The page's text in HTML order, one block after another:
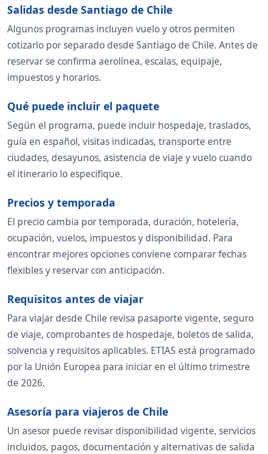
Salidas desde Santiago de Chile
Algunos programas incluyen vuelo y otros permiten
cotizarlo por separado desde Santiago de Chile. Antes de
reservar se confirma aerolínea, escalas, equipaje,
impuestos y horarios.
Qué puede incluir el paquete
Según el programa, puede incluir hospedaje, traslados,
guía en español, visitas indicadas, transporte entre
ciudades, desayunos, asistencia de viaje y vuelo cuando
el itinerario lo especifique.
Precios y temporada
El precio cambia por temporada, duración, hotelería,
ocupación, vuelos, impuestos y disponibilidad. Para
encontrar mejores opciones conviene comparar fechas
flexibles y reservar con anticipación.
Requisitos antes de viajar
Para viajar desde Chile revisa pasaporte vigente, seguro
de viaje, comprobantes de hospedaje, boletos de salida,
solvencia y requisitos aplicables. ETIAS está programado
por la Unión Europea para iniciar en el último trimestre
de 2026.
Asesoría para viajeros de Chile
Un asesor puede revisar disponibilidad vigente, servicios
incluidos, pagos, documentación y alternativas de salida